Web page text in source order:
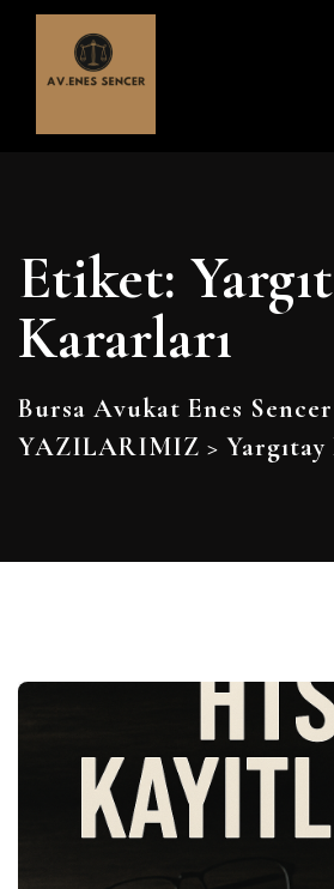
Etiket:
Kararları
Bursa Avukat Enes Sencer
YAZILARIMIZ >